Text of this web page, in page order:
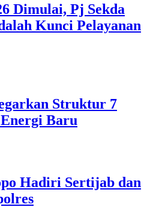
Dimulai, Pj Sekda
Kunci Pelayanan
Struktur 7
Baru
Hadiri Sertijab dan